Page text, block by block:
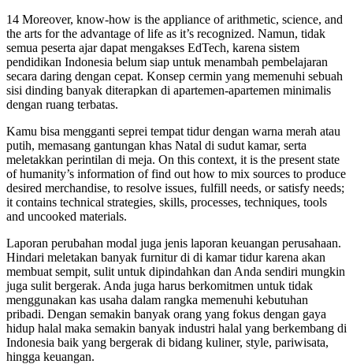
14 Moreover, know-how is the appliance of arithmetic, science, and
the arts for the advantage of life as it’s recognized. Namun, tidak
semua peserta ajar dapat mengakses EdTech, karena sistem
pendidikan Indonesia belum siap untuk menambah pembelajaran
secara daring dengan cepat. Konsep cermin yang memenuhi sebuah
sisi dinding banyak diterapkan di apartemen-apartemen minimalis
dengan ruang terbatas.
Kamu bisa mengganti seprei tempat tidur dengan warna merah atau
putih, memasang gantungan khas Natal di sudut kamar, serta
meletakkan perintilan di meja. On this context, it is the present state
of humanity’s information of find out how to mix sources to produce
desired merchandise, to resolve issues, fulfill needs, or satisfy needs;
it contains technical strategies, skills, processes, techniques, tools
and uncooked materials.
Laporan perubahan modal juga jenis laporan keuangan perusahaan.
Hindari meletakan banyak furnitur di di kamar tidur karena akan
membuat sempit, sulit untuk dipindahkan dan Anda sendiri mungkin
juga sulit bergerak. Anda juga harus berkomitmen untuk tidak
menggunakan kas usaha dalam rangka memenuhi kebutuhan
pribadi. Dengan semakin banyak orang yang fokus dengan gaya
hidup halal maka semakin banyak industri halal yang berkembang di
Indonesia baik yang bergerak di bidang kuliner, style, pariwisata,
hingga keuangan.